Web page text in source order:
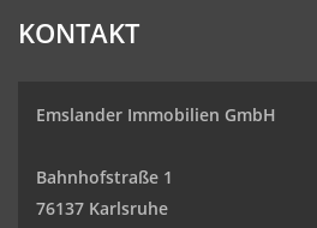
KONTAKT
Emslander Immobilien GmbH
Bahnhofstraße 1
76137 Karlsruhe